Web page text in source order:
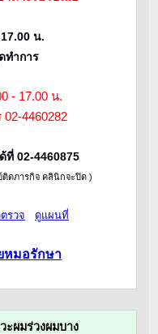
น.
ทำการ
- 17.00 น.
4460282
ที่ 02-4460875
ติดภารกิจ คลินิกจะปิด )
รวจ ดูแผนที่
หมอรักษา
ะผมร่วงผมบาง